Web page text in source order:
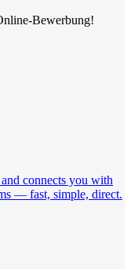
Bewerbung!
connects you with
— fast, simple, direct.